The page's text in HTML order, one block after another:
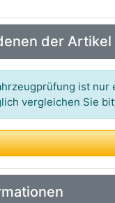
der
ist nur
vergleichen Sie